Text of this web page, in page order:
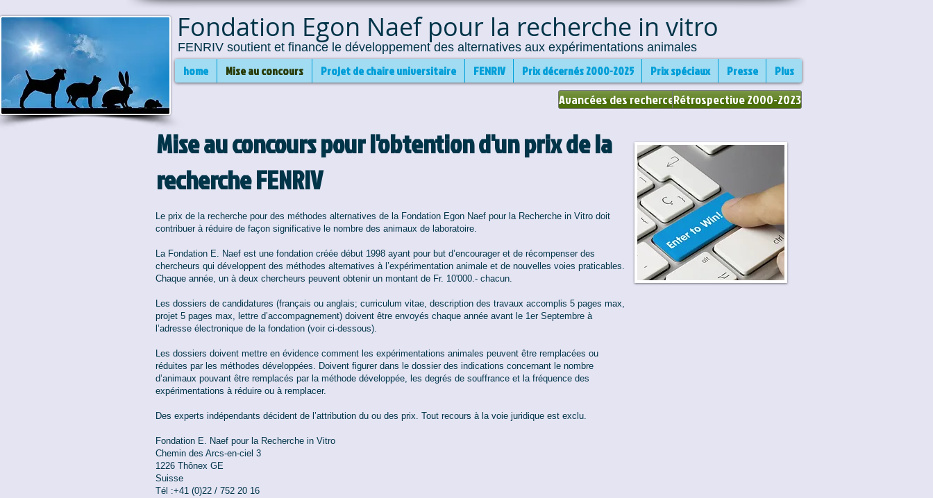
Fondation Egon Naef pour la recherche in vitro
FENRIV soutient et finance le développement des alternatives aux expérimentations animales
home Mise au concours Projet de chaire universitaire FENRIV Prix décernés 2000-2025 Prix spéciaux Presse Plus
Avancées des rechercesRétrospective 2000-2023
Mise au concours pour l'obtention d'un prix de la
recherche FENRIV
Le prix de la recherche pour des méthodes alternatives de la Fondation Egon Naef pour la Recherche in Vitro doit
contribuer à réduire de façon significative le nombre des animaux de laboratoire.
La Fondation E. Naef est une fondation créée début 1998 ayant pour but d’encourager et de récompenser des
chercheurs qui développent des méthodes alternatives à l’expérimentation animale et de nouvelles voies praticables.
Chaque année, un à deux chercheurs peuvent obtenir un montant de Fr. 10'000.- chacun.
Les dossiers de candidatures (français ou anglais; curriculum vitae, description des travaux accomplis 5 pages max,
projet 5 pages max, lettre d’accompagnement) doivent être envoyés chaque année avant le 1er Septembre à
l’adresse électronique de la fondation (voir ci-dessous).
Les dossiers doivent mettre en évidence comment les expérimentations animales peuvent être remplacées ou
réduites par les méthodes développées. Doivent figurer dans le dossier des indications concernant le nombre
d’animaux pouvant être remplacés par la méthode développée, les degrés de souffrance et la fréquence des
expérimentations à réduire ou à remplacer.
Des experts indépendants décident de l’attribution du ou des prix. Tout recours à la voie juridique est exclu.
Fondation E. Naef pour la Recherche in Vitro
Chemin des Arcs-en-ciel 3
1226 Thônex GE
Suisse
Tél :+41 (0)22 / 752 20 16